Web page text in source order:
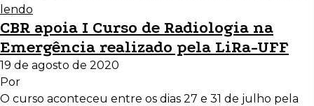
lendo
CBR apoia I Curso de Radiologia na
Emergência realizado pela LiRa-UFF
19 de agosto de 2020
Por
O curso aconteceu entre os dias 27 e 31 de julho pela